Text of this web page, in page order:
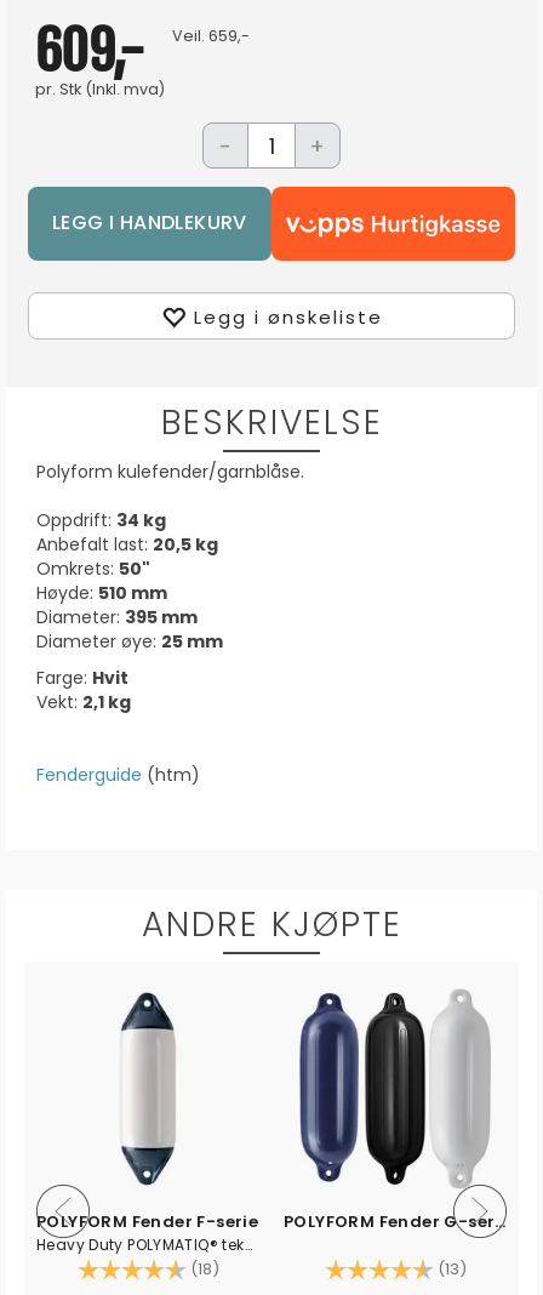
609,-
pr. Stk (Inkl. mva)
Veil. 659,-
- +
Legg i ønskeliste
BESKRIVELSE
Polyform kulefender/garnblåse.
Oppdrift: 34 kg
Anbefalt last: 20,5 kg
Omkrets: 50"
Høyde: 510 mm
Diameter: 395 mm
Diameter øye: 25 mm
Farge: Hvit
Vekt: 2,1 kg
Fenderguide (htm)
ANDRE KJØPTE
POLYFORM Fender F-serie
Heavy Duty POLYMATIQ® teknologi
Karakter: (18) 4.3 av 5 mulige
POLYFORM Fender G-serie
Karakter: (13)
5 mulige